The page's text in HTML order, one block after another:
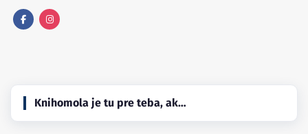
Knihomola je tu pre teba, ak…